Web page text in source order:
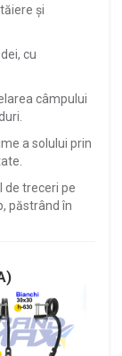
și
cu
câmpului
a solului prin
treceri pe
păstrând în